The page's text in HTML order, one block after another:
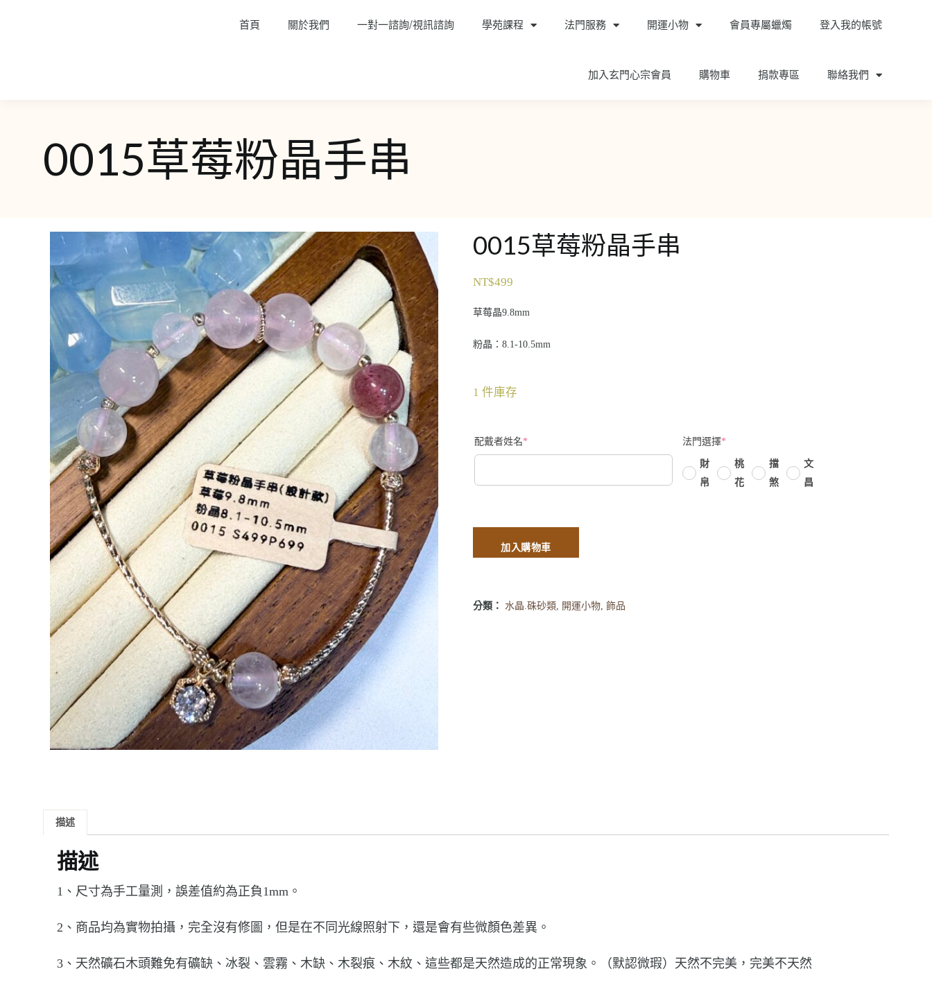
首頁 關於我們 一對一諮詢/視訊諮詢 學苑課程 法門服務 開運小物 會員專屬蠟燭 登入我的帳號
加入玄門心宗會員 購物車 捐款專區 聯絡我們
0015草莓粉晶手串
0015草莓粉晶手串
NT$499
草莓晶9.8mm
粉晶：8.1-10.5mm
1 件庫存
配戴者姓名* 法門選擇*
財
帛
桃
花
擋
煞
文
昌
加入購物車
分類： 水晶.硃砂類, 開運小物, 飾品
描述
描述
1、尺寸為手工量測，誤差值約為正負1mm。
2、商品均為實物拍攝，完全沒有修圖，但是在不同光線照射下，還是會有些微顏色差異。
3、天然礦石木頭難免有礦缺、冰裂、雲霧、木缺、木裂痕、木紋、這些都是天然造成的正常現象。（默認微瑕） 天然不完美，完美不天然